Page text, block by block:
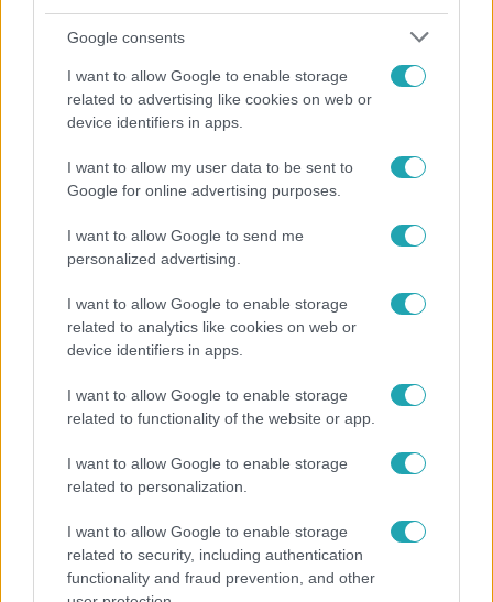
Google consents
I want to allow Google to enable storage
related to advertising like cookies on web or
device identifiers in apps.
I want to allow my user data to be sent to
Google for online advertising purposes.
I want to allow Google to send me
personalized advertising.
I want to allow Google to enable storage
related to analytics like cookies on web or
device identifiers in apps.
I want to allow Google to enable storage
related to functionality of the website or app.
I want to allow Google to enable storage
related to personalization.
I want to allow Google to enable storage
related to security, including authentication
functionality and fraud prevention, and other
Megvan, kik váltják a fenyegetés miatt visszalépő
Majkát a SIC Feszten
Ezt sokan nem tudják: Ennyibe kerül valójában, ha